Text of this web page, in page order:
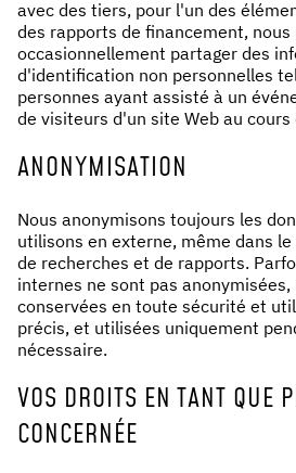
avec des tiers, pour l'un des
des rapports de financement, nous
occasionnellement partager des
d'identification non personnelles
personnes ayant assisté à un
de visiteurs d'un site Web au
ANONYMISATION
Nous anonymisons toujours les
utilisons en externe, même dans
de recherches et de rapports.
internes ne sont pas
conservées en toute sécurité et
précis, et utilisées uniquement
nécessaire.
VOS DROITS EN TANT QUE
CONCERNÉE